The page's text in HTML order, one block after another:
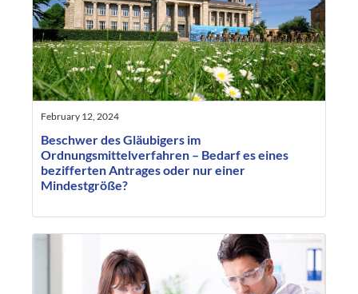
February 12, 2024
Beschwer des Gläubigers im
Ordnungsmittelverfahren – Bedarf es eines
bezifferten Antrages oder nur einer
Mindestgröße?